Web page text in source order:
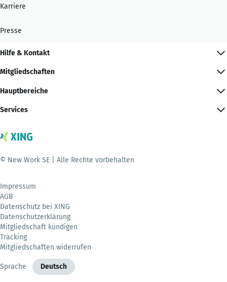
Karriere
Presse
Hilfe & Kontakt
Mitgliedschaften
Hauptbereiche
Services
© New Work SE | Alle Rechte vorbehalten
Impressum
AGB
Datenschutz bei XING
Datenschutzerklärung
Mitgliedschaft kündigen
Tracking
Mitgliedschaften widerrufen
Sprache Deutsch